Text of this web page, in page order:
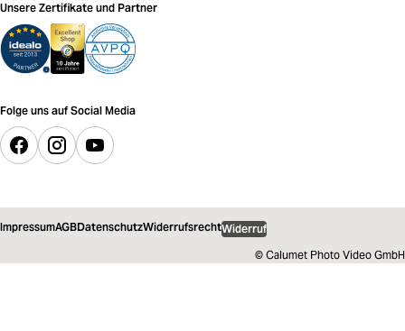
Unsere Zertifikate und Partner
Folge uns auf Social Media
ImpressumAGBDatenschutzWiderrufsrechtWiderruf
© Calumet Photo Video GmbH